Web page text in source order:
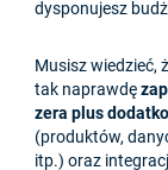
dysponujesz
Musisz wiedzieć,
tak naprawdę
zera plus
(produktów,
itp.) oraz